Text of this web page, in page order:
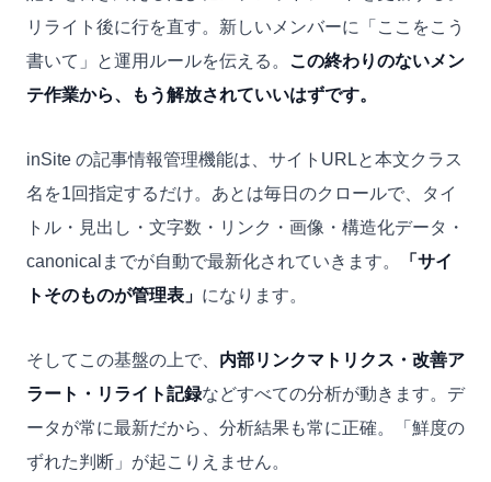
リライト後に行を直す。新しいメンバーに「ここをこう
書いて」と運用ルールを伝える。
この終わりのないメン
テ作業から、もう解放されていいはずです。
inSite の記事情報管理機能は、サイトURLと本文クラス
名を1回指定するだけ。あとは毎日のクロールで、タイ
トル・見出し・文字数・リンク・画像・構造化データ・
canonicalまでが自動で最新化されていきます。
「サイ
トそのものが管理表」 になります。
そしてこの基盤の上で、 内部リンクマトリクス・改善ア
ラート・リライト記録などすべての分析が動きます。デ
ータが常に最新だから、分析結果も常に正確。「鮮度の
ずれた判断」が起こりえません。